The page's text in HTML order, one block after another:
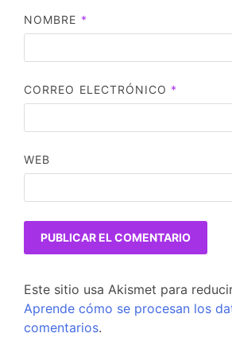
NOMBRE *
CORREO ELECTRÓNICO *
WEB
Este sitio usa Akismet para
Aprende cómo se procesan los
comentarios.